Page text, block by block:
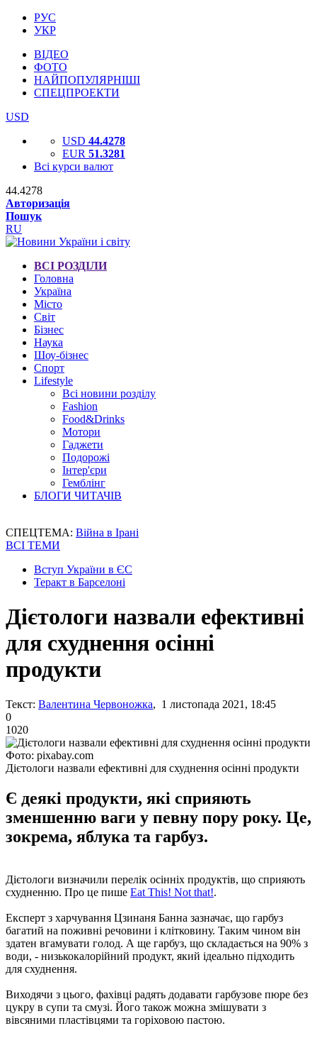
РУС
УКР
ВІДЕО
ФОТО
НАЙПОПУЛЯРНІШІ
СПЕЦПРОЕКТИ
USD
USD 44.4278
EUR 51.3281
Всі курси валют
44.4278
Авторизація
Пошук
RU
ВСІ РОЗДІЛИ
Головна
Україна
Місто
Світ
Бізнес
Наука
Шоу-бізнес
Спорт
Lifestyle
Всі новини розділу
Fashion
Food&Drinks
Мотори
Гаджети
Подорожі
Інтер'єри
Гемблінг
БЛОГИ ЧИТАЧІВ
СПЕЦТЕМА: Війна в Ірані
ВСІ ТЕМИ
Вступ України в ЄС
Теракт в Барселоні
Дієтологи назвали ефективні
для схуднення осінні
продукти
Текст: Валентина Червоножка, 1 листопада 2021, 18:45
0
1020
Фото: pixabay.com
Дієтологи назвали ефективні для схуднення осінні продукти
Є деякі продукти, які сприяють
зменшенню ваги у певну пору року. Це,
зокрема, яблука та гарбуз.
Дієтологи визначили перелік осінніх продуктів, що сприяють
схудненню. Про це пише Eat This! Not that!.
Експерт з харчування Цзинаня Банна зазначає, що гарбуз
багатий на поживні речовини і клітковину. Таким чином він
здатен вгамувати голод. А ще гарбуз, що складається на 90% з
води, - низькокалорійний продукт, який ідеально підходить
для схуднення.
Виходячи з цього, фахівці радять додавати гарбузове пюре без
цукру в супи та смузі. Його також можна змішувати з
вівсяними пластівцями та горіховою пастою.